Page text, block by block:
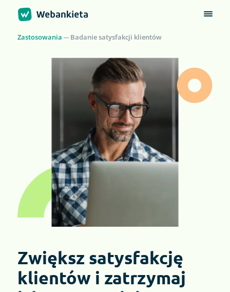
Zastosowania Badanie satysfakcji klientów
Zwiększ satysfakcję
klientów i zatrzymaj